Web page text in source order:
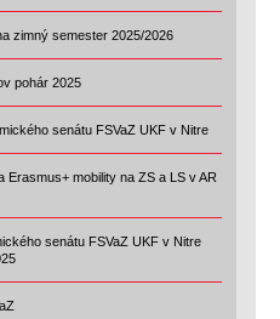
zimný semester 2025/2026
pohár 2025
senátu FSVaZ UKF v Nitre
mobility na ZS a LS v AR
senátu FSVaZ UKF v Nitre